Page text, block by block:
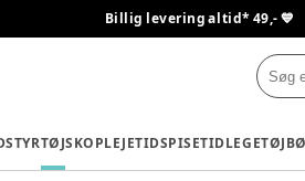
Billig levering altid* 49,- 💙
TØJSKOPLEJETIDSPISETIDLEGETØJ